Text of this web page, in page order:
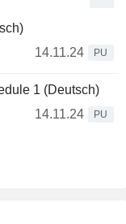
14.11.24
PU
1 (Deutsch)
14.11.24
PU